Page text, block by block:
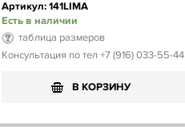
Артикул: 141LIMA
Есть в наличии
таблица размеров
Консультация по тел +7 (916) 033-55-44
В КОРЗИНУ